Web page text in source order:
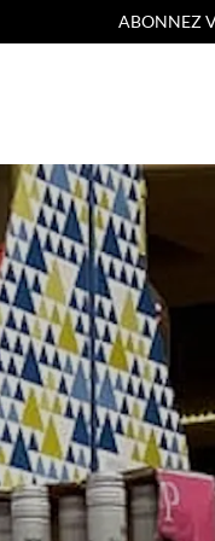
ABONNEZ